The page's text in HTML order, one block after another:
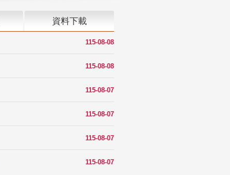
資料下載
115-08-08
115-08-08
115-08-07
115-08-07
115-08-07
115-08-07